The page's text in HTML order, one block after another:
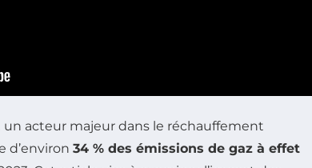
un acteur majeur dans le réchauffement
d’environ 34 % des émissions de gaz à effet